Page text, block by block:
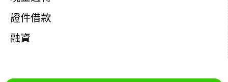
證件借款
融資